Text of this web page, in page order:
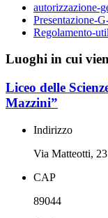
autorizzazione-
Presentazione-
Regolamento-
Luoghi in cui
Liceo delle
Mazzini”
Indirizzo
Via Matteotti, 23
CAP
89044